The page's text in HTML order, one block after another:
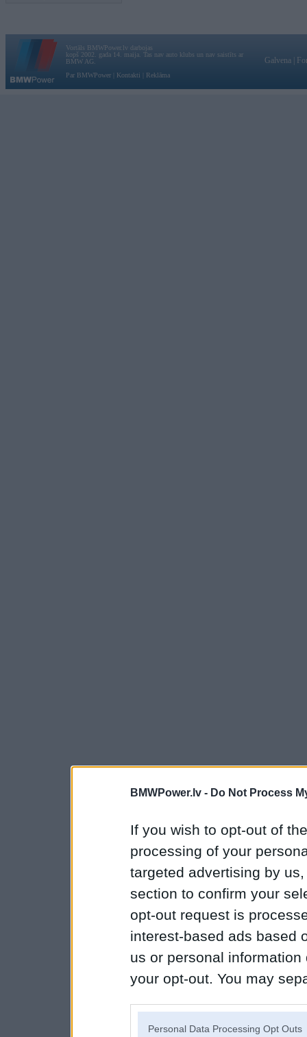
BMWPower.lv - Do Not Process
If you wish to opt-out of
processing of your
targeted advertising by
section to confirm your
opt-out request is
interest-based ads based
us or personal
your opt-out. You may
Personal Data Processing Opt Outs
Vortāls BMWPower.lv darbojas
kopš 2002. gada 14. maija. Tas nav auto klubs un nav saistīts ar
BMW AG.
Par BMWPower
Kontakti Reklāma
Galvena